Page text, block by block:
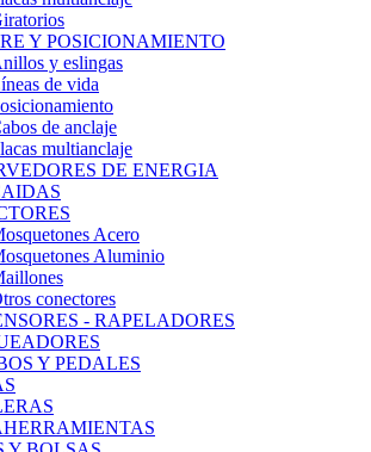
Y POSICIONAMIENTO
y eslingas
de vida
de anclaje
multianclaje
DE ENERGIA
Acero
Aluminio
conectores
- RAPELADORES
Y PEDALES